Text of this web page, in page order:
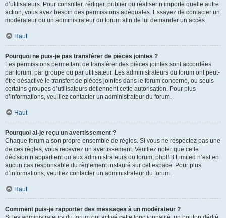
d’utilisateurs. Pour consulter, rédiger, publier ou réaliser n’importe quelle autre
action, vous avez besoin des permissions adéquates. Essayez de contacter un
modérateur ou un administrateur du forum afin de lui demander un accès.
Haut
Pourquoi ne puis-je pas transférer de pièces jointes ?
Les permissions permettant de transférer des pièces jointes sont accordées
par forum, par groupe ou par utilisateur. Les administrateurs du forum ont peut-
être désactivé le transfert de pièces jointes dans le forum concerné, ou seuls
certains groupes d’utilisateurs détiennent cette autorisation. Pour plus
d’informations, veuillez contacter un administrateur du forum.
Haut
Pourquoi ai-je reçu un avertissement ?
Chaque forum a son propre ensemble de règles. Si vous ne respectez pas une
de ces règles, vous recevrez un avertissement. Veuillez noter que cette
décision n’appartient qu’aux administrateurs du forum, phpBB Limited n’est en
aucun cas responsable du règlement instauré sur cet espace. Pour plus
d’informations, veuillez contacter un administrateur du forum.
Haut
Comment puis-je rapporter des messages à un modérateur ?